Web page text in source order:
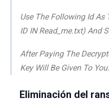
Use The Following Id As
ID IN Read_me.txt) And
After Paying The
Key Will Be Given To You.
Eliminación del